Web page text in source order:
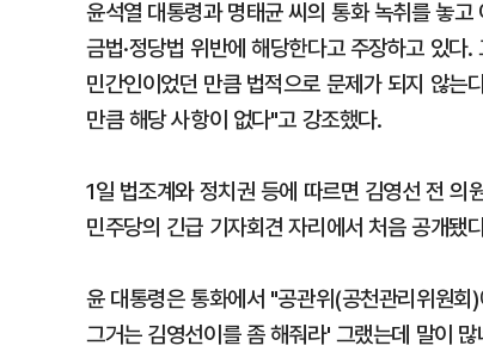
윤석열 대통령과 명태균 씨의 통화 녹취를 놓
금법·정당법 위반에 해당한다고 주장하고 있
민간인이었던 만큼 법적으로 문제가 되지 않
만큼 해당 사항이 없다"고 강조했다.
1일 법조계와 정치권 등에 따르면 김영선 전
민주당의 긴급 기자회견 자리에서 처음 공개됐
윤 대통령은 통화에서 "공관위(공천관리위원
그거는 김영선이를 좀 해줘라' 그랬는데 말이